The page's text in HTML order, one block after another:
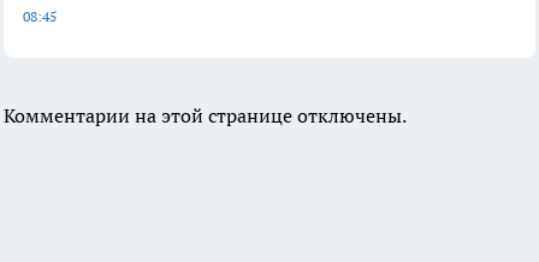
08:45
Комментарии на этой странице отключены.